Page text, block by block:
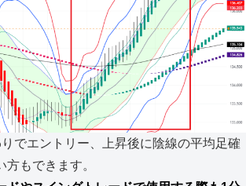
でエントリー、上昇後に陰線の平均足確
もできます。